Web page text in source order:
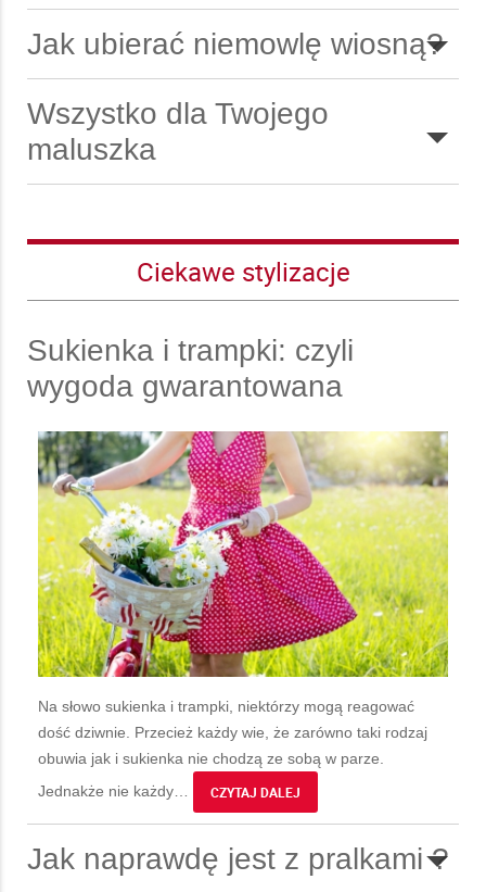
CZYTAJ DALEJ
Jak ubierać niemowlę wiosną?
CZYTAJ DALEJ
Wszystko dla Twojego
maluszka
CZYTAJ DALEJ
Ciekawe stylizacje
Sukienka i trampki: czyli
wygoda gwarantowana
Na słowo sukienka i trampki, niektórzy mogą reagować
dość dziwnie. Przecież każdy wie, że zarówno taki rodzaj
obuwia jak i sukienka nie chodzą ze sobą w parze.
Jednakże nie każdy
CZYTAJ DALEJ
Jak naprawdę jest z pralkami ?